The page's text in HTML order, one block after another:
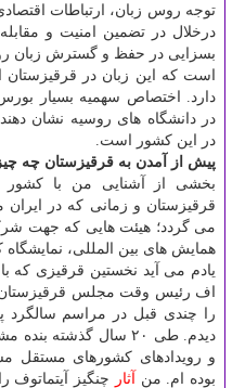
توجه روس زبان، ارتباطات
درخلال در تضمین امنیت و
بسزایی در حفظ و گسترش زبان
است که این زبان در قرقیزستان
دارد. اختصاص سهمیه بسیار
در دانشگاه های روسیه نشان
در این کشور است.
پیش از آمدن به قرقیزستان چه
بخشی از آشنایی من با کشور
قرقیزستان و زمانی که در ایران
می گردد؛ هیئت هایی که جهت
همایش های بین المللی،
یادم می آید نخستین قرقیزی که
اف رئیس وقت مجلس قرقیزستان
را چندی قبل در مراسم سالگرد
دیدم. طی ۲۰ سال
و رویدادهای کشورهای مستقل
بوده ام. من آثار
چنگیز